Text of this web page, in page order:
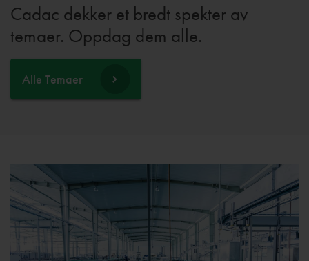
Cadac dekker et bredt spekter av
temaer. Oppdag dem alle.
Alle Temaer